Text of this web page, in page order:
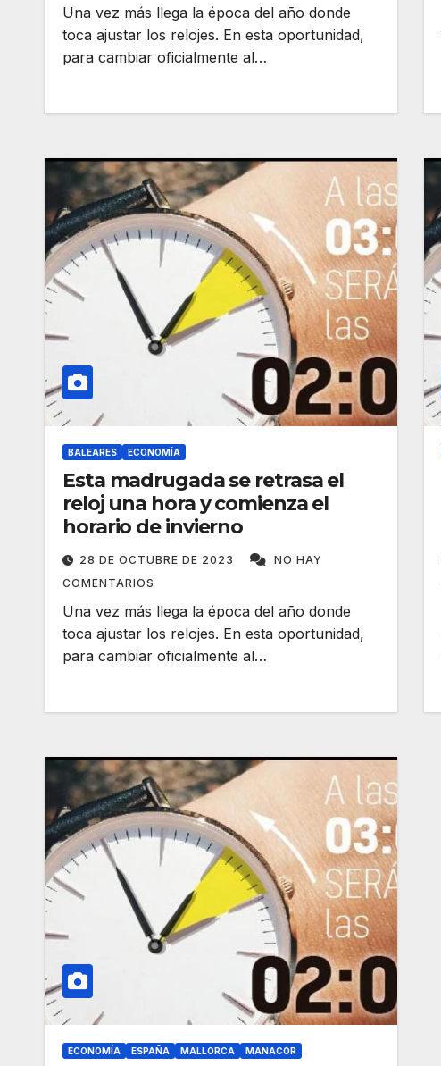
Una vez más llega la época del año donde
toca ajustar los relojes. En esta oportunidad,
para cambiar oficialmente al…
BALEARES ECONOMÍA
Esta madrugada se retrasa el
reloj una hora y comienza el
horario de invierno
28 DE OCTUBRE DE 2023
NO HAY
COMENTARIOS
Una vez más llega la época del año donde
toca ajustar los relojes. En esta oportunidad,
para cambiar oficialmente al…
ECONOMÍA ESPAÑA MALLORCA MANACOR